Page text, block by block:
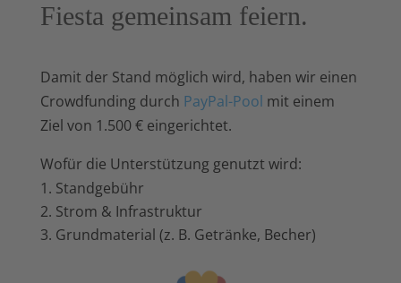
Fiesta gemeinsam feiern.
Damit der Stand möglich wird, haben wir einen
Crowdfunding durch PayPal-Pool mit einem
Ziel von 1.500 € eingerichtet.
Wofür die Unterstützung genutzt wird:
Standgebühr
Strom & Infrastruktur
Grundmaterial (z. B. Getränke, Becher)